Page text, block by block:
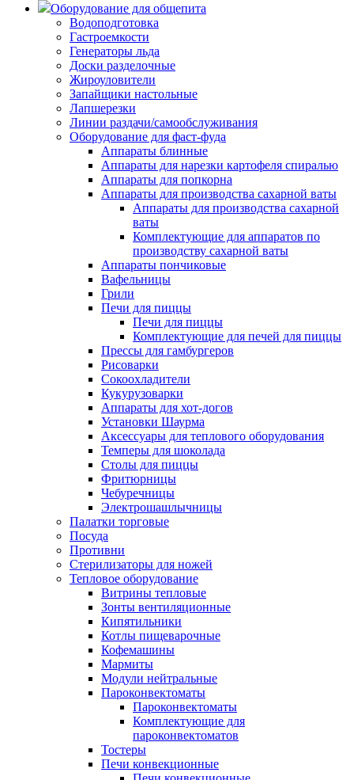
Оборудование для общепита
Водоподготовка
Гастроемкости
Генераторы льда
Доски разделочные
Жироуловители
Запайщики настольные
Лапшерезки
Линии раздачи/самообслуживания
Оборудование для фаст-фуда
Аппараты блинные
Аппараты для нарезки картофеля спиралью
Аппараты для попкорна
Аппараты для производства сахарной ваты
Аппараты для производства сахарной
ваты
Комплектующие для аппаратов по
производству сахарной ваты
Аппараты пончиковые
Вафельницы
Грили
Печи для пиццы
Печи для пиццы
Комплектующие для печей для пиццы
Прессы для гамбургеров
Рисоварки
Сокоохладители
Кукурузоварки
Аппараты для хот-догов
Установки Шаурма
Аксессуары для теплового оборудования
Темперы для шоколада
Столы для пиццы
Фритюрницы
Чебуречницы
Электрошашлычницы
Палатки торговые
Посуда
Противни
Стерилизаторы для ножей
Тепловое оборудование
Витрины тепловые
Зонты вентиляционные
Кипятильники
Котлы пищеварочные
Кофемашины
Мармиты
Модули нейтральные
Пароконвектоматы
Пароконвектоматы
Комплектующие для
пароконвектоматов
Тостеры
Печи конвекционные